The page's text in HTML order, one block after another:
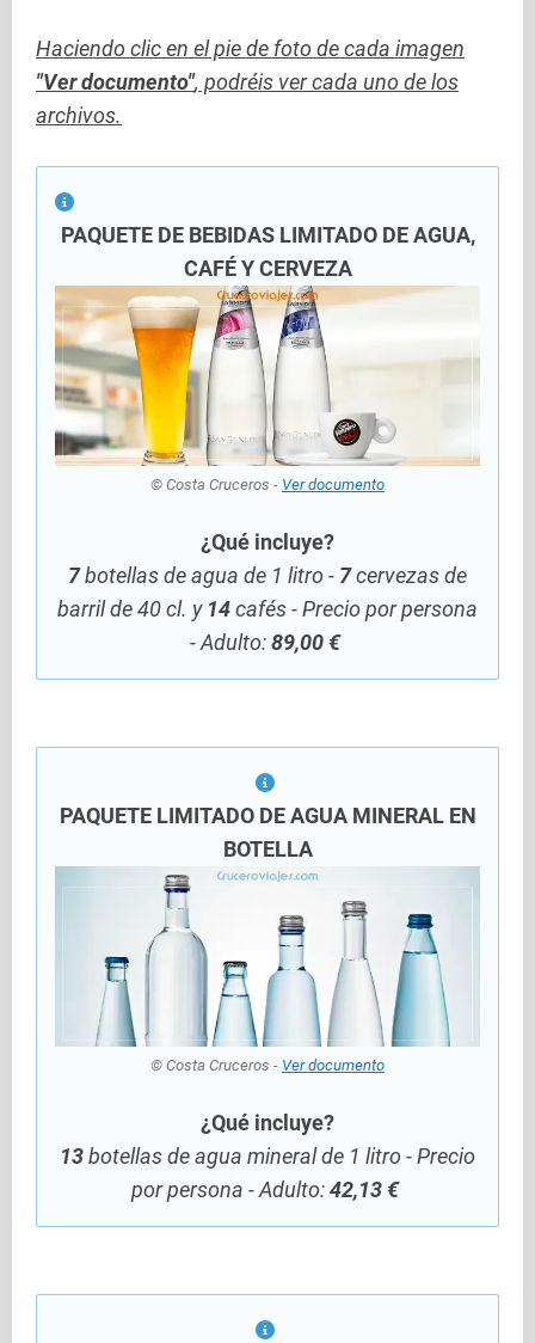
Haciendo clic en el pie de foto de cada imagen
"Ver documento", podréis ver cada uno de los
archivos.
PAQUETE DE BEBIDAS LIMITADO DE AGUA,
CAFÉ Y CERVEZA
© Costa Cruceros - Ver documento
¿Qué incluye?
7botellas de agua de 1 litro - 7cervezas de
barril de 40 cl. y 14cafés - Precio por persona
- Adulto:89,00 €
PAQUETE LIMITADO DE AGUA MINERAL EN
BOTELLA
© Costa Cruceros - Ver documento
¿Qué incluye?
13botellas de agua mineral de 1 litro - Precio
por persona - Adulto:42,13 €